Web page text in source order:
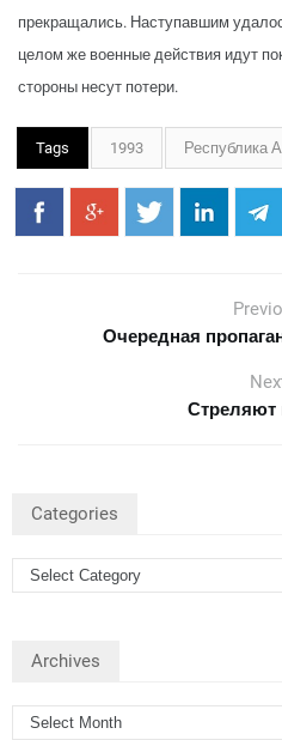
прекращались. Наступавшим
целом же военные действия идут
стороны несут потери.
Tags 1993 Республика
Очередная
Стреляют
Categories
Archives